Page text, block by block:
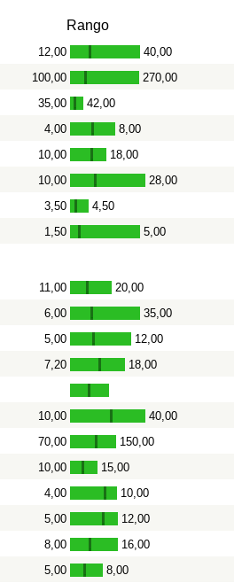
Rango
12,00 - 40,00
100,00 - 270,00
35,00 - 42,00
4,00 - 8,00
10,00 - 18,00
10,00 - 28,00
3,50 - 4,50
1,50 - 5,00
11,00 - 20,00
6,00 - 35,00
5,00 - 12,00
7,20 - 18,00
10,00 - 40,00
70,00 - 150,00
10,00 - 15,00
4,00 - 10,00
5,00 - 12,00
8,00 - 16,00
5,00 - 8,00